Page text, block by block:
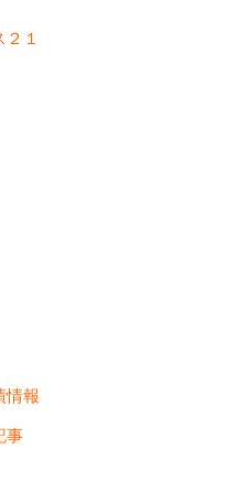
１
情報
事